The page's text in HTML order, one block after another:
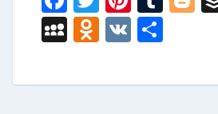
a
c
e
w
itt
er
nt
er
e bl g
M
S
O
n
V
ar